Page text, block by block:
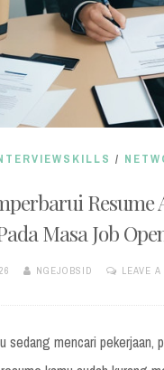
/
Resume
Masa Job
NGEJOBSID LEAVE
sedang mencari pekerjaan,